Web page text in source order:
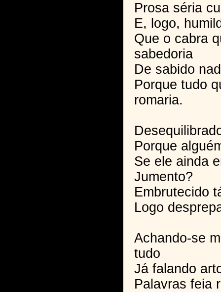
Prosa séria
E, logo,
Que o cabra
sabedoria
De sabido
Porque tudo
romaria.
Porque
Se ele ainda
Jumento?
Embrutecido
Logo
Achando-se
tudo
Já falando
Palavras feia